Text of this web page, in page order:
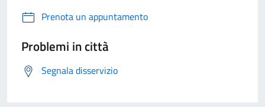
Prenota un appuntamento
Problemi in città
Segnala disservizio